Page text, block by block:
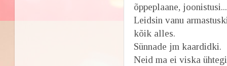
õppeplaane, joonistusi...
Leidsin vanu
kõik alles.
Sünnade jm kaardidki.
Neid ma ei viska